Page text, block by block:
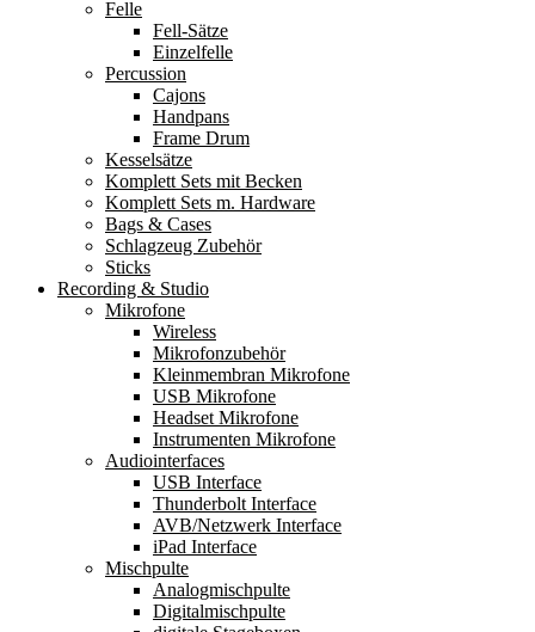
Felle
Fell-Sätze
Einzelfelle
Percussion
Cajons
Handpans
Frame Drum
Kesselsätze
Komplett Sets mit Becken
Komplett Sets m. Hardware
Bags & Cases
Schlagzeug Zubehör
Sticks
Recording & Studio
Mikrofone
Wireless
Mikrofonzubehör
Kleinmembran Mikrofone
USB Mikrofone
Headset Mikrofone
Instrumenten Mikrofone
Audiointerfaces
USB Interface
Thunderbolt Interface
AVB/Netzwerk Interface
iPad Interface
Mischpulte
Analogmischpulte
Digitalmischpulte